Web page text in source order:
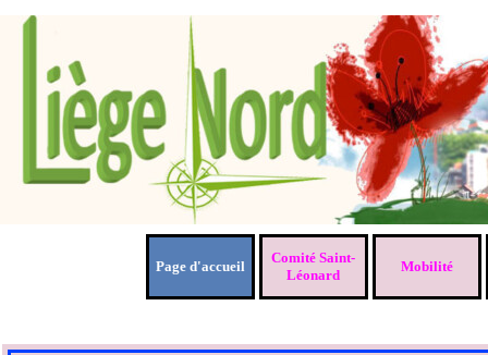
Page d'accueil
Comité Saint-
Léonard
▼
Mobilité